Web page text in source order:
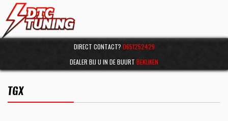
DIRECT CONTACT? 0651252429
DEALER BIJ U IN DE BUURT BEKIJKEN
TGX